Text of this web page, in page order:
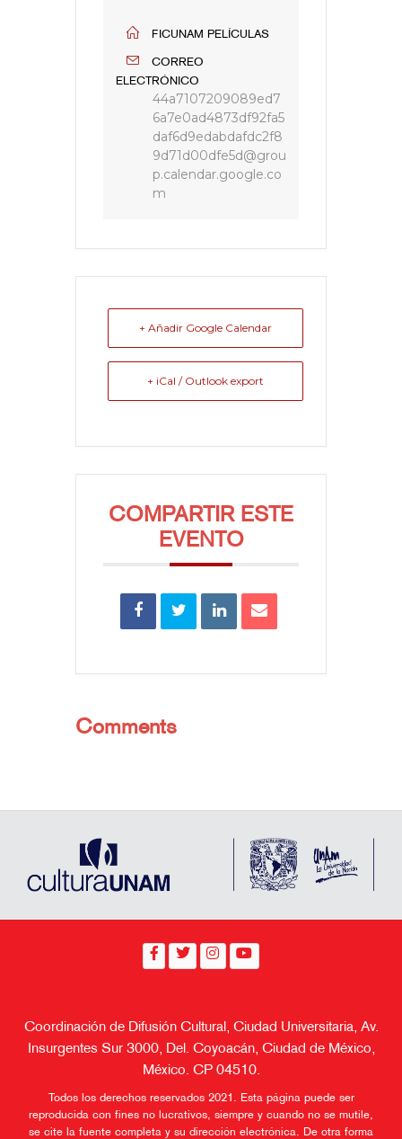
FICUNAM PELÍCULAS
CORREO
ELECTRÓNICO
44a7107209089ed7
6a7e0ad4873df92fa5
daf6d9edabdafdc2f8
9d71d00dfe5d@grou
p.calendar.google.co
m
+ Añadir Google Calendar
+ iCal / Outlook export
COMPARTIR ESTE
EVENTO
Comments
Coordinación de Difusión Cultural, Ciudad Universitaria, Av.
Insurgentes Sur 3000, Del. Coyoacán, Ciudad de México,
México. CP 04510.
Todos los derechos reservados 2021. Esta página puede ser
reproducida con fines no lucrativos, siempre y cuando no se mutile,
se cite la fuente completa y su dirección electrónica. De otra forma